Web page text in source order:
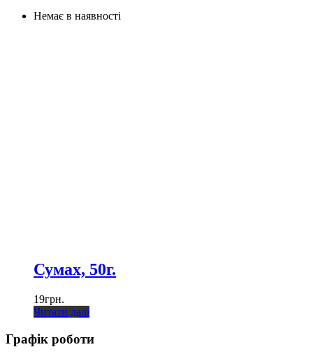
Немає в наявності
Сумах, 50г.
19грн.
Читати далі
Графік роботи